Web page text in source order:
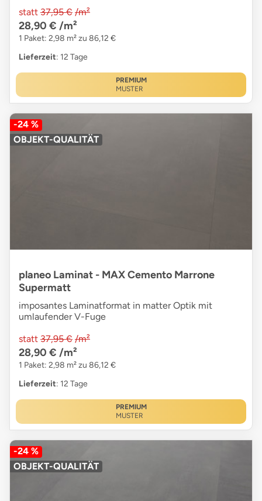
statt 37,95 € /m²
28,90 € /m²
1 Paket: 2,98 m² zu 86,12 €
Lieferzeit: 12 Tage
PREMIUM
MUSTER
-24 %
OBJEKT-QUALITÄT
planeo Laminat - MAX Cemento Marrone
Supermatt
imposantes Laminatformat in matter Optik mit
umlaufender V-Fuge
statt 37,95 € /m²
28,90 € /m²
1 Paket: 2,98 m² zu 86,12 €
Lieferzeit: 12 Tage
PREMIUM
MUSTER
-24 %
OBJEKT-QUALITÄT